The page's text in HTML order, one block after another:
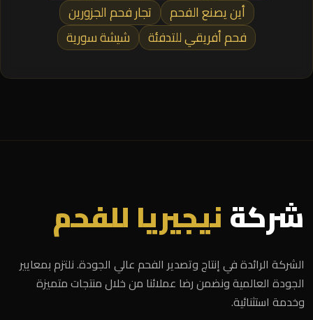
أين يصنع الفحم
تجار فحم الجزورين
فحم أفريقي للتدفئة
شيشة سورية
شركةنيجيريا للفحم
الشركة الرائدة في إنتاج وتصدير الفحم عالي الجودة. نلتزم بمعايير
الجودة العالمية ونضمن رضا عملائنا من خلال منتجات متميزة
وخدمة استثنائية.